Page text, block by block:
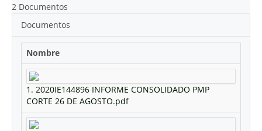
2 Documentos
Documentos
Nombre
1. 2020IE144896 INFORME CONSOLIDADO PMP
CORTE 26 DE AGOSTO.pdf